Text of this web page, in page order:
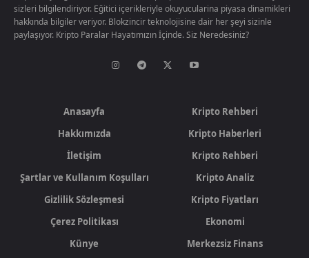
sizleri bilgilendiriyor. Eğitici içerikleriyle okuyucularina piyasa dinamikleri
hakkında bilgiler veriyor. Blokzincir teknolojisine dair her şeyi sizinle
paylaşıyor. Kripto Paralar Hayatımızın İçinde. Siz Neredesiniz?
Anasayfa
Hakkımızda
İletişim
Şartlar ve Kullanım Koşulları
Gizlilik Sözleşmesi
Çerez Politikası
Künye
Kripto Rehberi
Kripto Haberleri
Kripto Rehberi
Kripto Analiz
Kripto Fiyatları
Ekonomi
Merkezsiz Finans